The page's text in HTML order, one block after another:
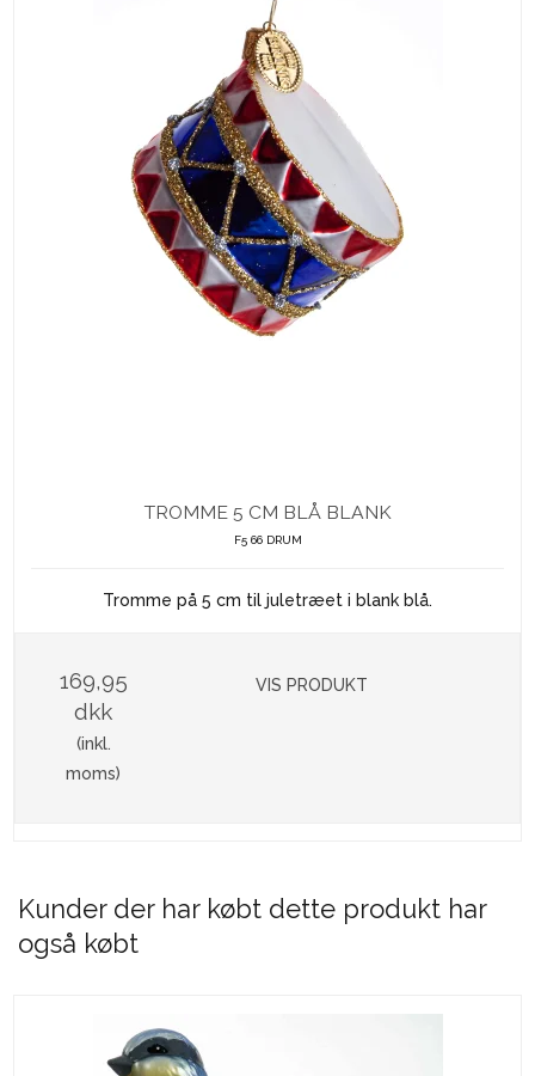
TROMME 5 CM BLÅ BLANK
F5 66 DRUM
Tromme på 5 cm til juletræet i blank blå.
169,95
dkk
(inkl.
moms)
VIS PRODUKT
Kunder der har købt dette produkt har
også købt